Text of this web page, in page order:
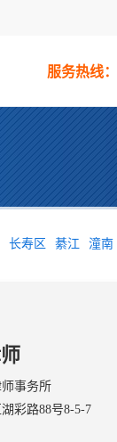
服务热线：
长寿区 綦江 潼南
事务所
彩路88号8-5-7